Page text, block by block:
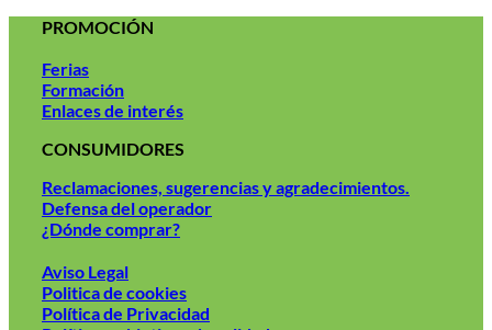
PROMOCIÓN
Ferias
Formación
Enlaces de interés
CONSUMIDORES
Reclamaciones, sugerencias y agradecimientos.
Defensa del operador
¿Dónde comprar?
Aviso Legal
Politica de cookies
Política de Privacidad